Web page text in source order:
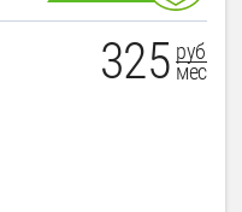
325 руб
мес